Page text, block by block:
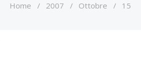
Home / 2007 / Ottobre / 15